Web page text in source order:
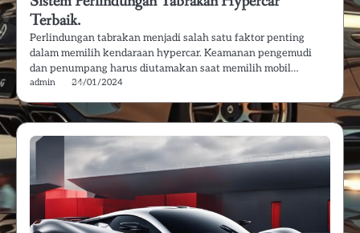
Terbaik.
Perlindungan tabrakan menjadi salah satu faktor penting
dalam memilih kendaraan hypercar. Keamanan pengemudi
dan penumpang harus diutamakan saat memilih mobil…
admin 24/01/2024